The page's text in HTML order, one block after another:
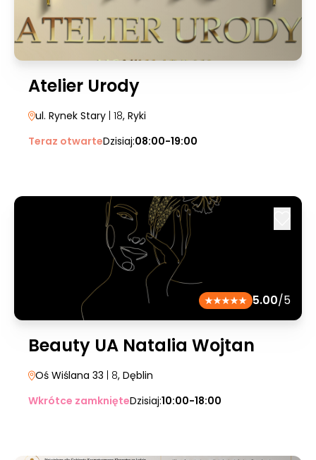
Atelier Urody
ul. Rynek Stary | 18, Ryki
Teraz otwarteDzisiaj:08:00-19:00
5.00/5
Beauty UA Natalia Wojtan
Oś Wiślana 33 | 8, Dęblin
Wkrótce zamknięteDzisiaj:10:00-18:00